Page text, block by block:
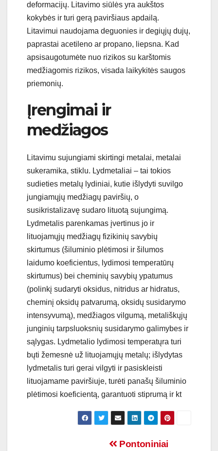
deformacijų. Litavimo siūlės yra aukštos
kokybės ir turi gerą paviršiaus apdailą.
Litavimui naudojama deguonies ir degiųjų dujų,
paprastai acetileno ar propano, liepsna. Kad
apsisaugotumėte nuo rizikos su karštomis
medžiagomis rizikos, visada laikykitės saugos
priemonių.
Įrengimai ir
medžiagos
Litavimu sujungiami skirtingi metalai, metalai
sukeramika, stiklu. Lydmetaliai – tai tokios
sudieties metalų lydiniai, kutie išlydyti suvilgo
jungiamųjų medžiagų paviršių, o
susikristalizavę sudaro lituotą sujungimą.
Lydmetalis parenkamas įvertinus jo ir
lituojamųjų medžiagų fizikinių savybių
skirtumus (šiluminio plėtimosi ir šilumos
laidumo koeficientus, lydimosi temperatūrų
skirtumus) bei cheminių savybių ypatumus
(polinkį sudaryti oksidus, nitridus ar hidratus,
cheminį oksidų patvarumą, oksidų susidarymo
intensyvumą), medžiagos vilgumą, metališkųjų
junginių tarpsluoksnių susidarymo galimybes ir
sąlygas. Lydmetalio lydimosi temperatųra turi
bųti žemesnė už lituojamųjų metalų; išlydytas
lydmetalis turi gerai vilgyti ir pasiskleisti
lituojamame paviršiuje, turėti panašų šiluminio
plėtimosi koeficientą, garantuoti stiprumą ir kt
Pontoniniai